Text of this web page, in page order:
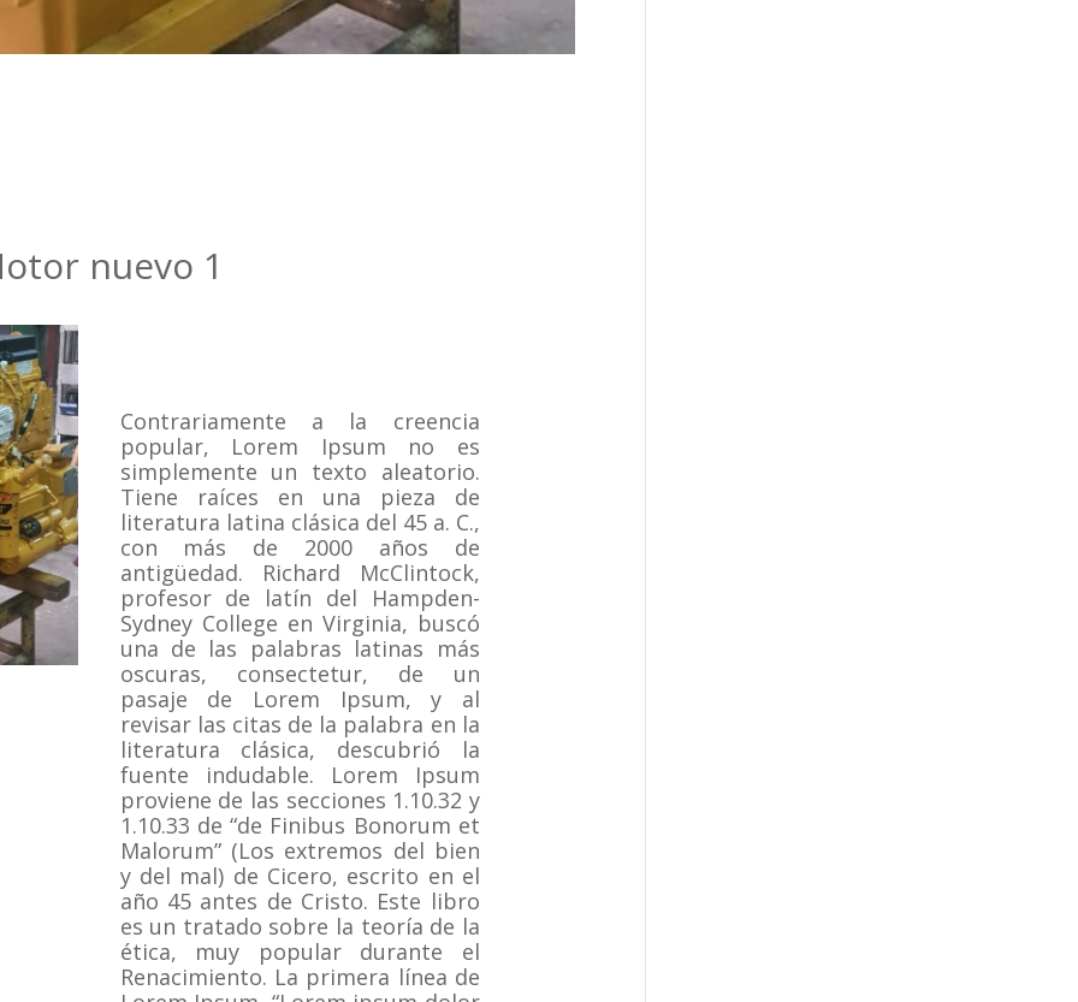
nuevo 1
Contrariamente a la creencia
popular, Lorem Ipsum no es
simplemente un texto aleatorio.
Tiene raíces en una pieza de
literatura latina clásica del 45 a. C.,
con más de 2000 años de
antigüedad.
Richard McClintock,
profesor de latín del Hampden-
Sydney College en Virginia, buscó
una de las palabras latinas más
oscuras, consectetur, de un
pasaje de Lorem Ipsum, y al
revisar las citas de la palabra en la
literatura clásica, descubrió la
fuente indudable.
Lorem Ipsum
proviene de las secciones 1.10.32 y
1.10.33 de “de Finibus Bonorum et
Malorum” (Los extremos del bien
y del mal) de Cicero, escrito en el
año 45 antes de Cristo. Este libro
es un tratado sobre la teoría de la
ética, muy popular durante el
Renacimiento. La primera línea de